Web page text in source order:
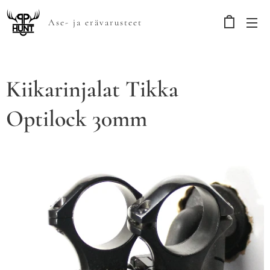
Ase- ja erävarusteet
Kiikarinjalat Tikka
Optilock 30mm